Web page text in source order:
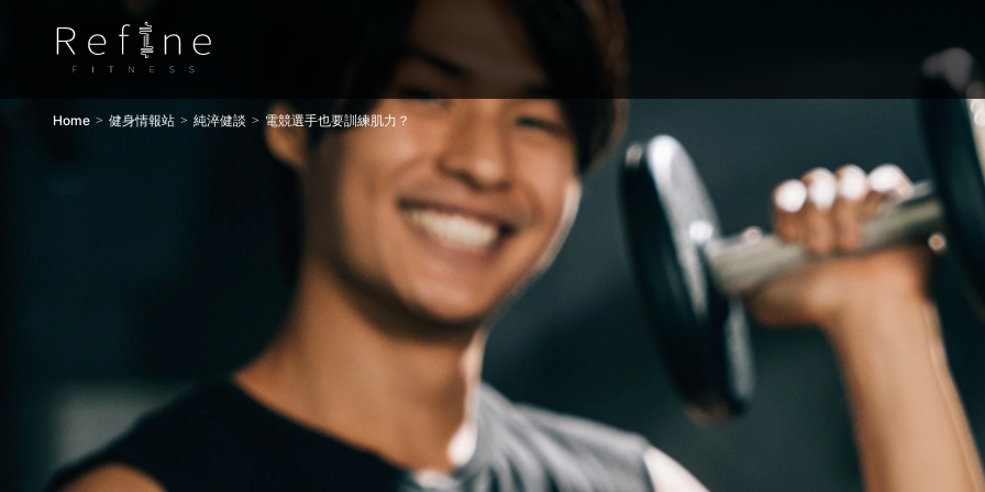
Home 健身情報站 純淬健談 電競選手也要訓練肌力？